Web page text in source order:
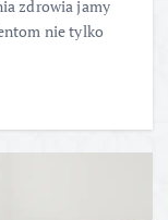
zdrowia jamy
nie tylko